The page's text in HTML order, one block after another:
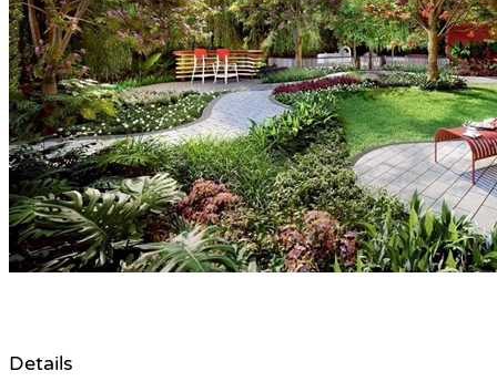
Details